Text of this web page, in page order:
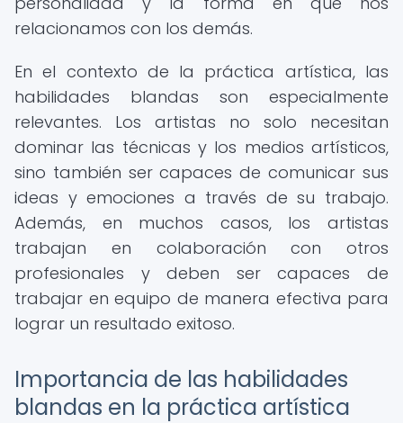
relacionamos con los demás.
En el contexto de la práctica artística, las
habilidades blandas son especialmente
relevantes. Los artistas no solo necesitan
dominar las técnicas y los medios artísticos,
sino también ser capaces de comunicar sus
ideas y emociones a través de su trabajo.
Además, en muchos casos, los artistas
trabajan en colaboración con otros
profesionales y deben ser capaces de
trabajar en equipo de manera efectiva para
lograr un resultado exitoso.
Importancia de las habilidades
blandas en la práctica artística